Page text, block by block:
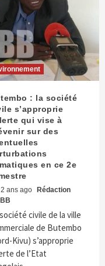
: la société
s’approprie
qui vise à
sur des
en ce 2e
2 ans ago
Rédaction
civile de la ville
de Butembo
Kivu) s’approprie
de l’Etat